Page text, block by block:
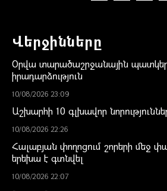
Վերջինները
Օրվա տարածաշրջանային
իրադարձություն
10/08/2026 23:09
Աշխարհի 10 գլխավոր
10/08/2026 22:26
Հալաբյան փողոցում շորերի մեջ
երեխա է գտնվել
10/08/2026 22:07